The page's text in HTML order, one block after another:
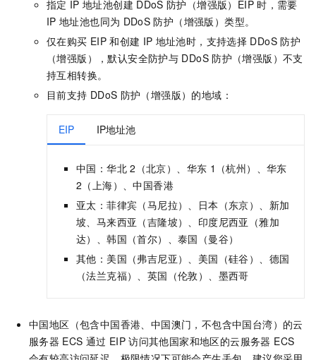
指定 IP 地址池创建 DDoS 防护（增强版） EIP 时，需要
IP 地址池也同为 DDoS 防护（增强版）类型。
仅在购买 EIP 和创建 IP 地址池时，支持选择 DDoS 防护
（增强版），默认安全防护与 DDoS 防护（增强版）不支
持互相转换。
目前支持 DDoS 防护（增强版）的地域：
EIP IP地址池
中国：华北 2（北京）、华东 1（杭州）、华东
2（上海）、中国香港
亚太：菲律宾（马尼拉）、日本（东京）、新加
坡、马来西亚（吉隆坡）、印度尼西亚（雅加
达）、韩国（首尔）、泰国（曼谷）
其他：美国（弗吉尼亚）、美国（硅谷）、德国
（法兰克福）、英国（伦敦）、墨西哥
中国地区（包含中国香港、中国澳门，不包含中国台湾）的云
服务器 ECS 通过 EIP 访问其他国家和地区的云服务器 ECS